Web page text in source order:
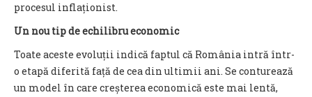
procesul inflaționist.
Un nou tip de echilibru economic
Toate aceste evoluții indică faptul că România intră într-
o etapă diferită față de cea din ultimii ani. Se conturează
un model în care creșterea economică este mai lentă,